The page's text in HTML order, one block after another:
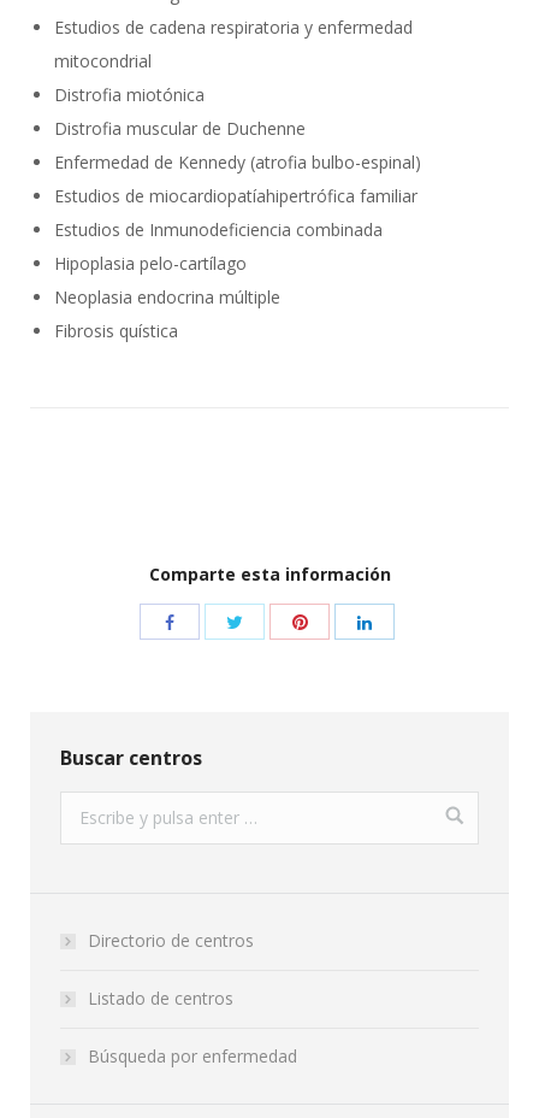
Estudios de cadena respiratoria y enfermedad
mitocondrial
Distrofia miotónica
Distrofia muscular de Duchenne
Enfermedad de Kennedy (atrofia bulbo-espinal)
Estudios de miocardiopatíahipertrófica familiar
Estudios de Inmunodeficiencia combinada
Hipoplasia pelo-cartílago
Neoplasia endocrina múltiple
Fibrosis quística
Comparte esta información
Buscar centros
Directorio de centros
Listado de centros
Búsqueda por enfermedad